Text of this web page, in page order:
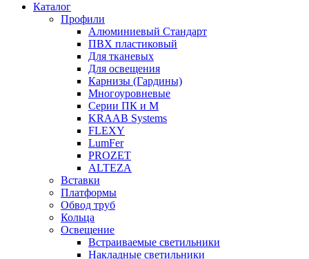
Каталог
Профили
Алюминиевый Стандарт
ПВХ пластиковый
Для тканевых
Для освещения
Карнизы (Гардины)
Многоуровневые
Серии ПК и М
KRAAB Systems
FLEXY
LumFer
PROZET
ALTEZA
Вставки
Платформы
Обвод труб
Кольца
Освещение
Встраиваемые светильники
Накладные светильники